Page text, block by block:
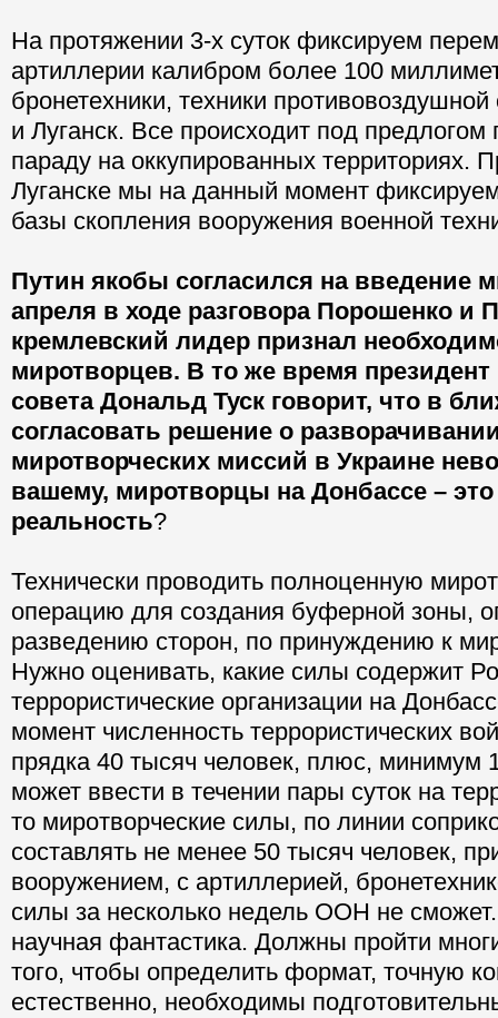
На протяжении 3-х суток фиксируем
артиллерии калибром более 100
бронетехники, техники
и Луганск. Все происходит под предлогом
параду на оккупированных территориях.
Луганске мы на данный момент
базы скопления вооружения военной
Путин якобы согласился на введение
апреля в ходе разговора Порошенко и
кремлевский лидер признал
миротворцев. В то же время президент
совета Дональд Туск говорит, что в
согласовать решение о
миротворческих миссий в Украине
вашему, миротворцы на Донбассе –
реальность?
Технически проводить полноценную
операцию для создания буферной зоны,
разведению сторон, по принуждению к
Нужно оценивать, какие силы содержит
террористические организации на
момент численность террористических
прядка 40 тысяч человек, плюс, минимум
может ввести в течении пары суток на
то миротворческие силы, по линии
составлять не менее 50 тысяч человек,
вооружением, с артиллерией,
силы за несколько недель ООН не
научная фантастика. Должны пройти
того, чтобы определить формат, точную
естественно, необходимы